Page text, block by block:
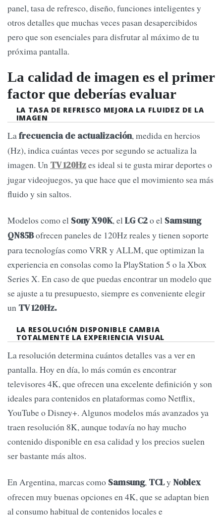
panel, tasa de refresco, diseño, funciones inteligentes y
otros detalles que muchas veces pasan desapercibidos
pero que son esenciales para disfrutar al máximo de tu
próxima pantalla.
La calidad de imagen es el primer
factor que deberías evaluar
LA TASA DE REFRESCO MEJORA LA FLUIDEZ DE LA
IMAGEN
Lafrecuencia de actualización, medida en hercios
(Hz), indica cuántas veces por segundo se actualiza la
imagen. Un TV 120Hzes ideal si te gusta mirar deportes o
jugar videojuegos, ya que hace que el movimiento sea más
fluido y sin saltos.
Modelos como el Sony X90K, elLG C2o el Samsung
QN85Bofrecen paneles de 120Hz reales y tienen soporte
para tecnologías como VRR y ALLM, que optimizan la
experiencia en consolas como la PlayStation 5 o la Xbox
Series X. En caso de que puedas encontrar un modelo que
se ajuste a tu presupuesto, siempre es conveniente elegir
un TV 120Hz.
LA RESOLUCIÓN DISPONIBLE CAMBIA
TOTALMENTE LA EXPERIENCIA VISUAL
La resolución determina cuántos detalles vas a ver en
pantalla. Hoy en día, lo más común es encontrar
televisores 4K, que ofrecen una excelente definición y son
ideales para contenidos en plataformas como Netflix,
YouTube o Disney+. Algunos modelos más avanzados ya
traen resolución 8K, aunque todavía no hay mucho
contenido disponible en esa calidad y los precios suelen
ser bastante más altos.
En Argentina, marcas como Samsung, TCLy Noblex
ofrecen muy buenas opciones en 4K, que se adaptan bien
al consumo habitual de contenidos locales e